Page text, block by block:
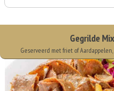
Gegrilde
Geserveerd met friet of